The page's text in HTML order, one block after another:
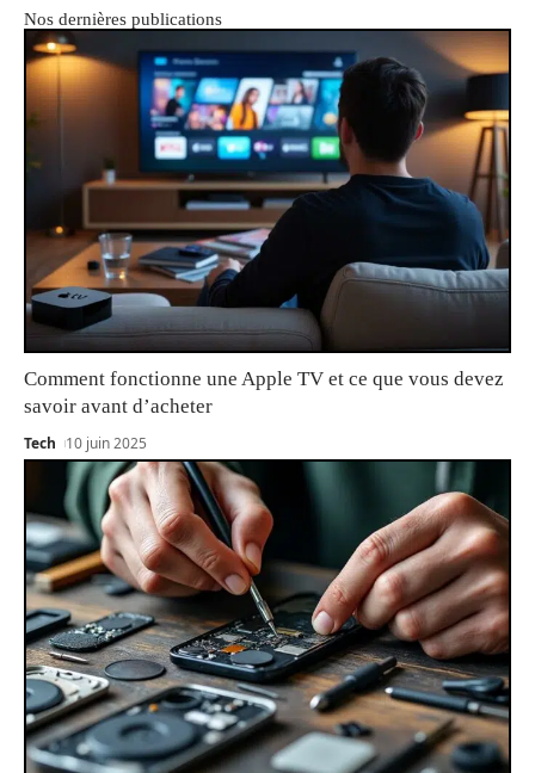
Nos dernières publications
Comment fonctionne une Apple TV et ce que vous devez
savoir avant d’acheter
Tech 10 juin 2025